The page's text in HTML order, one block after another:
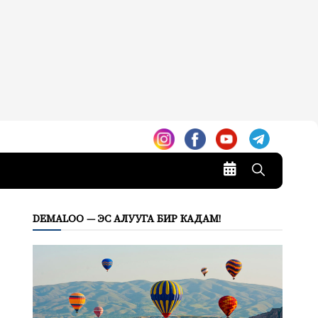
DEMALOO — ЭС АЛУУГА БИР КАДАМ!